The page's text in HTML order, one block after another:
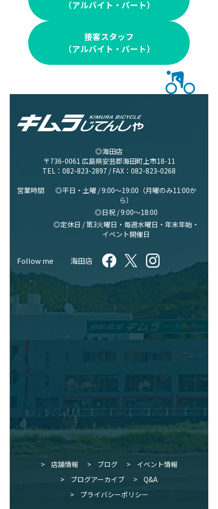
（アルバイト・パート）
接客スタッフ
（アルバイト・パート）
◎海田店
〒736-0061 広島県安芸郡海田町上市18-11
TEL： 082-823-2897 / FAX：082-823-0268
営業時間
◎平日・土曜 / 9:00〜19:00（月曜のみ11:00か
ら）
◎日祝 / 9:00〜18:00
◎定休日 / 第3火曜日・毎週水曜日・年末年始・
イベント開催日
Follow me 海田店
店舗情報 ブログ
イベント情報
ブログアーカイブ
Q&A
プライバシーポリシー